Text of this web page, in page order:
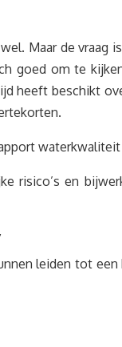
Maar de
goed om te
heeft beschikt
risico’s en
leiden tot